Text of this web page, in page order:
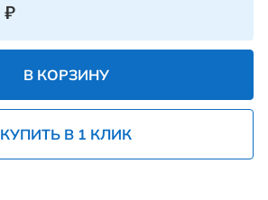
₽
В КОРЗИНУ
КУПИТЬ В 1 КЛИК